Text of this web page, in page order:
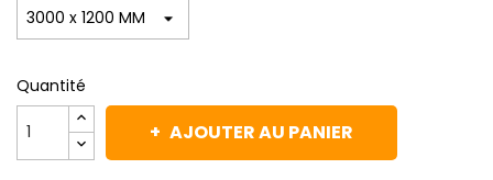
Quantité
AJOUTER AU PANIER